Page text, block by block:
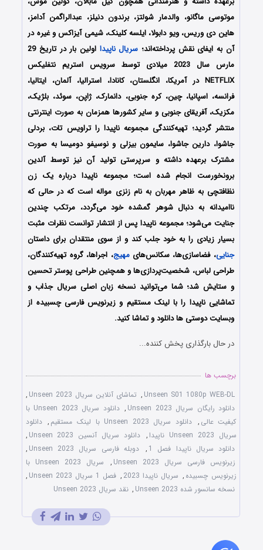
موتوسی ماگانو، والدمار شولتز، برندون دنیلز، عبدالراگمن آدامز،
هاین دی وریس، ویو دابولا، ایلسه کلینک، شیمی آیزاکس و غیره در
آن به ایفای نقش پرداخته‌اند؛ سریال ناپیدا
اولین بار در تاریخ 29
مارس سال 2023 میلادی توسط سرویس استریم نتفلیکس
NETFLIX در آمریکا، انگلستان، کانادا، استرالیا، آلمان، ایتالیا،
فرانسه، اسپانیا، چین، کره جنوبی، دانمارک، ژاپن، سوئد، بلژیک،
مکزیک، آفریقای جنوبی و سایر کشورها همزمان به صورت اینترنتی
منتشر گردید؛ تهیه‌کنندگی مجموعه ناپیدا را تراویس تات، بردلی
جاشوا، دارین جاشوا، سایمون بیزلی و نوسیفو دومیسا به صورت
مشترک برعهده داشته و سرپرستی تولید آن نیز توسط آلدین
برونخورست انجام شده است؛ مجموعه ناپیدا درباره یک زن
نظافتچی به ظاهر مهربان به نام زنزی مواله است که در حالی که
ناامیدانه به دنبال شوهر گمشده خود می‌گردد، مرتکب چندین
جنایت می‌شود؛ مجموعه ناپیدا پس از انتشار توانست نظرات مثبت
بسیار زیادی را به خود جلب کند و از سوی منتقدان برای داستان
جنایی، فضاسازی‌ها، سکانس‌هایمهیج، اجراها، گروه تهیه‌کنندگان،
طراحی لباس، شخصیت‌پردازی‌ها و همچنین طراحی پوستر تحسین
و ستایش شد؛ شما می‌توانید نسخه زبان اصلی سریال جذاب و
تماشایی ناپیدا را با لینک مستقیم و زیرنویس فارسی چسبیده از
وبسایت دوستی ها دانلود و تماشا کنید.
در حال بارگذاری پخش کننده...
برچسب ها
Unseen S01 1080p WEB-DL
, تماشای آنلاین سریال Unseen 2023
,
دانلود رایگان سریال Unseen 2023
,
دانلود سریال Unseen 2023 با
کیفیت عالی , دانلود سریال Unseen 2023 با لینک مستقیم , دانلود
سریال Unseen 2023 ناپیدا
, دانلود سریال آنسین Unseen 2023
,
دانلود سریال ناپیدا فصل 1
, دوبله فارسی سریال Unseen 2023
,
زیرنویس فارسی سریال Unseen 2023
,
سریال Unseen 2023 با
زیرنویس چسبیده , سریال ناپیدا 2023 , فصل 1 سریال Unseen 2023
,
نسخه سانسور شده Unseen 2023
, نقد سریال Unseen 2023